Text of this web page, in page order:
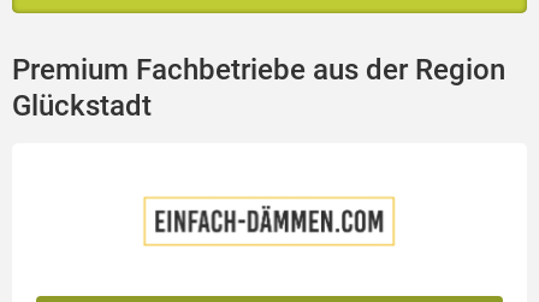
Premium Fachbetriebe aus der Region
Glückstadt